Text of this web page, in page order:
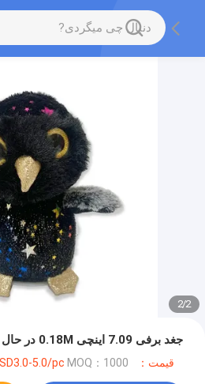
2
/
2
جغد برفی 7.09 اینچی 0.18M در حال صحبت کردن
قیمت：USD3.0-5.0/pc MOQ：1000 عدد